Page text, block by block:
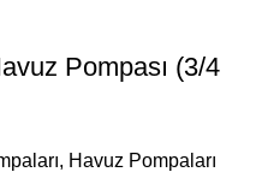
Pompası (3/4
, Havuz Pompaları